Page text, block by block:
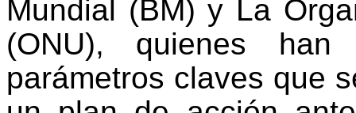
Mundial (BM) y La
(ONU), quienes han
parámetros claves que